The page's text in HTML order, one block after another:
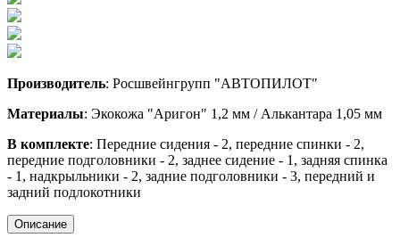
Производитель: Росшвейнгрупп "АВТОПИЛОТ"
Материалы: Экокожа "Аригон" 1,2 мм / Алькантара 1,05 мм
В комплекте: Передние сидения - 2, передние спинки - 2,
передние подголовники - 2, заднее сидение - 1, задняя спинка
- 1, надкрыльники - 2, задние подголовники - 3, передний и
задний подлокотники
Описание